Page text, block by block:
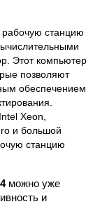
станцию
Этот компьютер
позволяют
обеспечением
Xeon,
и большой
станцию
можно уже
и